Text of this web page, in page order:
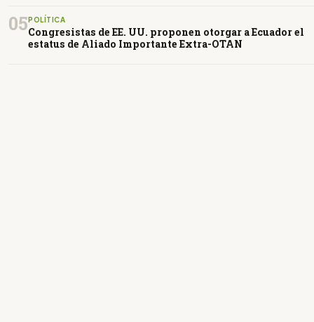
05POLÍTICA
Congresistas de EE. UU. proponen otorgar a Ecuador el
estatus de Aliado Importante Extra-OTAN